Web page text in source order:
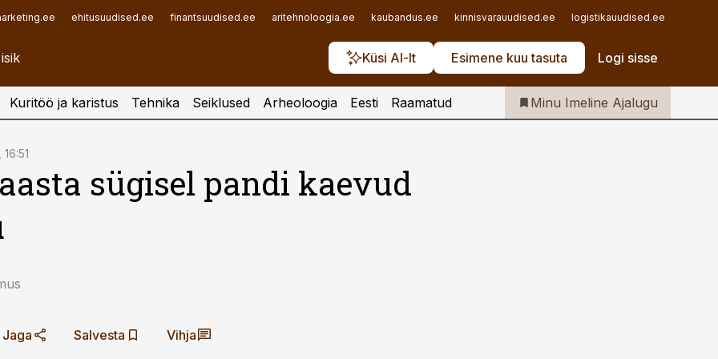
ehitusuudised.ee finantsuudised.ee aritehnoloogia.ee kaubandus.ee kinnisvarauudised.ee logistikauudised.ee
Küsi AI-lt Esimene kuu tasuta Logi sisse
Iseteenindus
Telli Imeline Ajalugu
Kuritöö ja karistus Tehnika Seiklused Arheoloogia Eesti Raamatud Minu Imeline Ajalugu
16:51
sügisel pandi kaevud
Jaga Salvesta Vihja